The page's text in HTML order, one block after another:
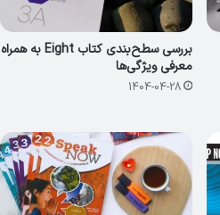
بررسی سطح‌بندی کتاب Eight به همراه
معرفی ویژگی‌ها
1404-04-28